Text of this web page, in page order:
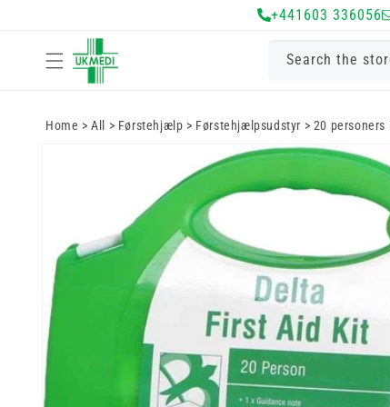
+441603 336056
Search the
Home >All > Førstehjælp > Førstehjælpsudstyr > 20